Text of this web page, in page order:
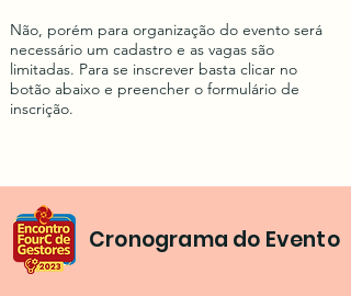
Não, porém para organização do evento será
necessário um cadastro e as vagas são
limitadas. Para se inscrever basta clicar no
botão abaixo e preencher o formulário de
inscrição.
Cronograma do Evento